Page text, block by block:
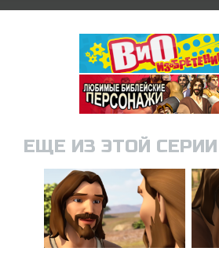
ЕЩЕ ИЗ ЭТОЙ СЕРИИ